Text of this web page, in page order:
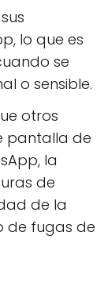
lo que es
se
o sensible.
otros
pantalla de
la
de
de la
de fugas de